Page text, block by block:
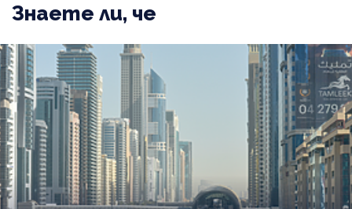
Знаете ли, че